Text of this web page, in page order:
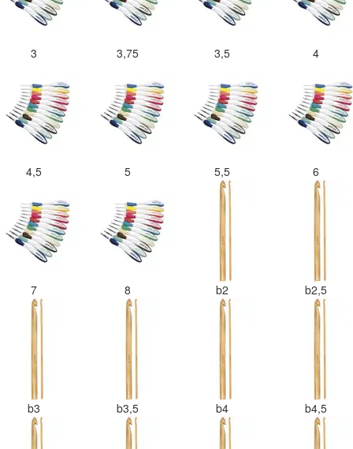
3 3,75 3,5 4
4,5 5 5,5 6
7 8 b2 b2,5
b3 b3,5 b4 b4,5